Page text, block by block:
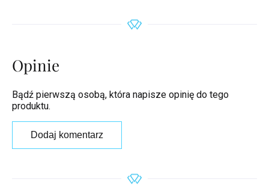
Opinie
Bądź pierwszą osobą, która napisze opinię do tego
produktu.
Dodaj komentarz